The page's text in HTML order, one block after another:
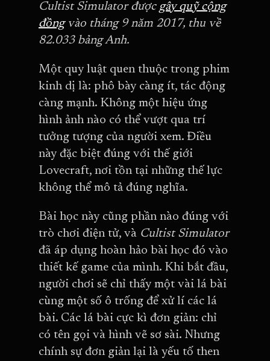
Cultist Simulator được gây quỹ cộng
đồngvào tháng 9 năm 2017, thu về
82.033 bảng Anh.
Một quy luật quen thuộc trong phim
kinh dị là: phô bày càng ít, tác động
càng mạnh. Không một hiệu ứng
hình ảnh nào có thể vượt qua trí
tưởng tượng của người xem. Điều
này đặc biệt đúng với thế giới
Lovecraft, nơi tồn tại những thế lực
không thể mô tả đúng nghĩa.
Bài học này cũng phần nào đúng với
trò chơi điện tử, và Cultist Simulator
đã áp dụng hoàn hảo bài học đó vào
thiết kế game của mình. Khi bắt đầu,
người chơi sẽ chỉ thấy một vài lá bài
cùng một số ô trống để xử lí các lá
bài. Các lá bài cực kì đơn giản: chỉ
có tên gọi và hình vẽ sơ sài. Nhưng
chính sự đơn giản lại là yếu tố then